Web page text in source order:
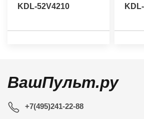
KDL-52V4210
ВашПульт.ру
+7(495)241-22-88